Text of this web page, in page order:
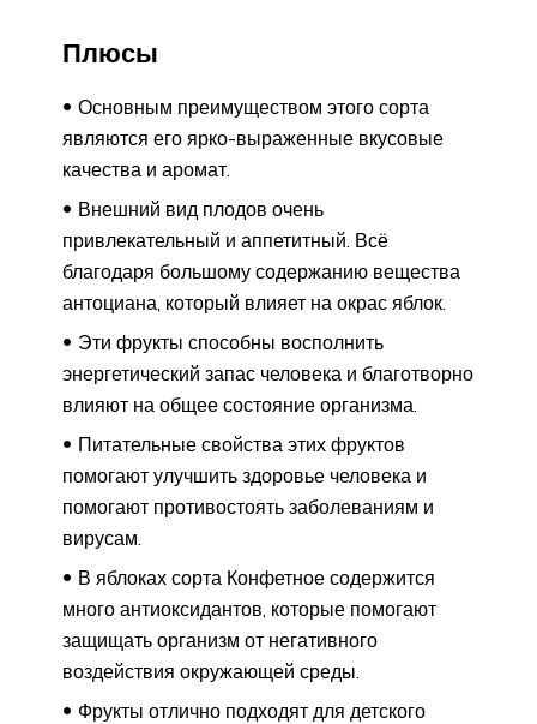
Плюсы
Основным преимуществом этого сорта
являются его ярко-выраженные вкусовые
качества и аромат.
Внешний вид плодов очень
привлекательный и аппетитный. Всё
благодаря большому содержанию вещества
антоциана, который влияет на окрас яблок.
Эти фрукты способны восполнить
энергетический запас человека и благотворно
влияют на общее состояние организма.
Питательные свойства этих фруктов
помогают улучшить здоровье человека и
помогают противостоять заболеваниям и
вирусам.
В яблоках сорта Конфетное содержится
много антиоксидантов, которые помогают
защищать организм от негативного
воздействия окружающей среды.
Фрукты отлично подходят для детского